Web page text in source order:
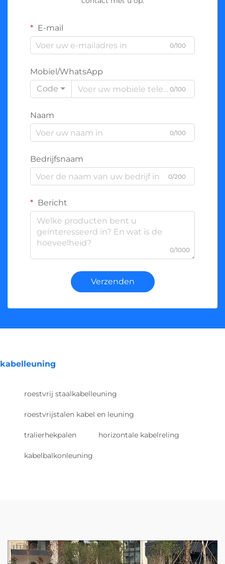
E-mail
0/100
Mobiel/WhatsApp
Code
0/100
Naam
0/100
Bedrijfsnaam
0/200
Bericht
0/1000
Verzenden
kabelleuning
roestvrij staalkabelleuning
roestvrijstalen kabel en leuning
tralierhekpalen horizontale kabelreling
kabelbalkonleuning